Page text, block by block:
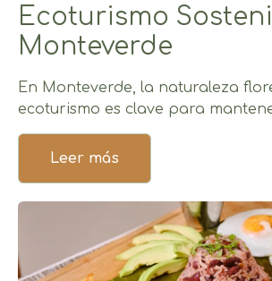
Ecoturismo
Monteverde
En Monteverde, la naturaleza
ecoturismo es clave para
Leer más